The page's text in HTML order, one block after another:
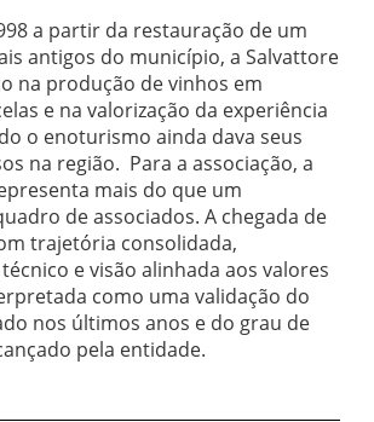
a partir da restauração de um
antigos do município, a Salvattore
na produção de vinhos em
e na valorização da experiência
o enoturismo ainda dava seus
na região. Para a associação, a
mais do que um
de associados. A chegada de
trajetória consolidada,
e visão alinhada aos valores
como uma validação do
nos últimos anos e do grau de
pela entidade.